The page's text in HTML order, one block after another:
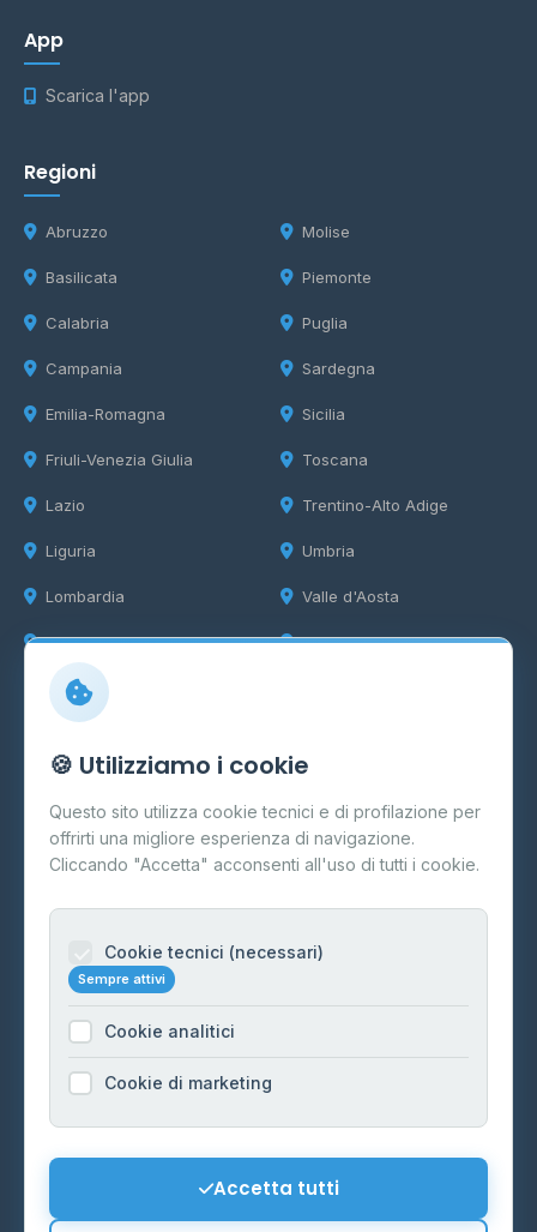
App
Scarica l'app
Regioni
Abruzzo
Basilicata
Calabria
Campania
Emilia-Romagna
Friuli-Venezia Giulia
Lazio
Liguria
Lombardia
Marche
Molise
Piemonte
Puglia
Sardegna
Sicilia
Toscana
Trentino-Alto Adige
Umbria
Valle d'Aosta
Veneto
Info
Cos'è il GPL
FAQ
Contatti
Informazioni legali
Cookie Policy
Preferenze Cookie
Mappa del sito
🍪 Utilizziamo i cookie
Questo sito utilizza cookie tecnici e di profilazione per
offrirti una migliore esperienza di navigazione.
Cliccando "Accetta" acconsenti all'uso di tutti i cookie.
Cookie tecnici (necessari)
Sempre attivi
Cookie analitici
Cookie di marketing
Accetta tutti